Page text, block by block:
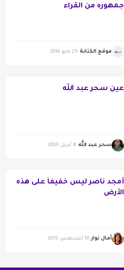
جمهوره من القراء
موقع الكتابة 29 مايو 2014
عين سحر عبد الله
سحر عبد الله 8 أبريل 2009
أمجد ناصر ليس خفيفاً على هذه
الأرض
آمال نوار 10 أغسطس 2019